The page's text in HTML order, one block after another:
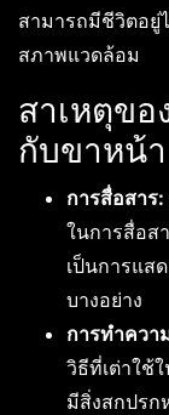
สามารถมีชีวิตอยู่
สภาพแวดล้อม
สาเหตุขอ
กับขาหน้า
การสื่อสาร:
ในการสื่อส
เป็นการแส
บางอย่าง
การทำควา
วิธีที่เต่าใช้
มีสิ่งสกปรก